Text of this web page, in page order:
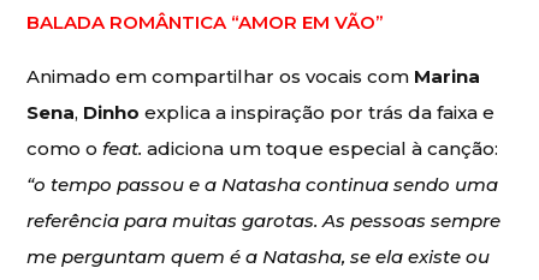
BALADA ROMÂNTICA “AMOR EM VÃO”
Animado em compartilhar os vocais com Marina
Sena, Dinho explica a inspiração por trás da faixa e
como ofeat.adiciona um toque especial à canção:
“o tempo passou e a Natasha continua sendo uma
referência para muitas garotas. As pessoas sempre
me perguntam quem é a Natasha, se ela existe ou